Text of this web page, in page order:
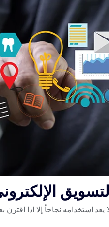
يعد استخدامه نجاحأ إلا اذا